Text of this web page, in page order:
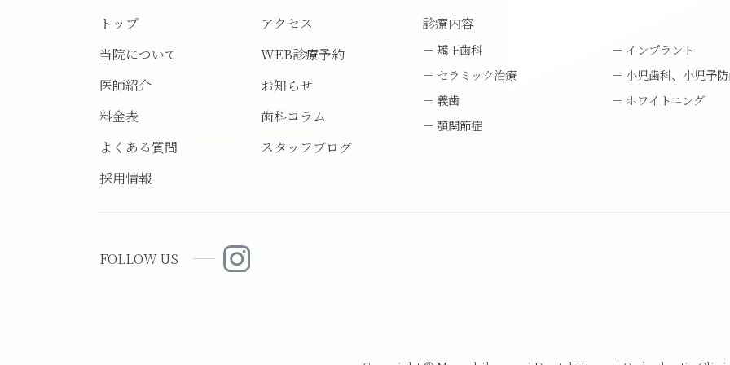
トップ
当院について
医師紹介
料金表
よくある質問
採用情報
アクセス
WEB診療予約
お知らせ
歯科コラム
スタッフブログ
診療内容
矯正歯科
インプラント
セラミック治療
小児歯科、小児予
義歯
ホワイトニング
顎関節症
FOLLOW US